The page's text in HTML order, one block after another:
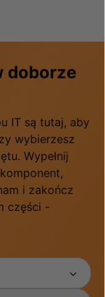
doborze
IT są tutaj, aby
wybierzesz
Wypełnij
i zakończ
części -